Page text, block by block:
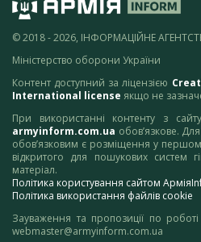
© 2018 - 2026, ІНФОРМАЦІЙНЕ
Міністерство оборони України
Контент доступний за ліцензією
International license якщо не
При використанні контенту з
armyinform.com.ua обов’язкове.
обов’язковим є розміщення у
відкритого для пошукових систем
матеріал.
Політика користування сайтом
Політика використання файлів cookie
Зауваження та пропозиції по
webmaster@armyinform.com.ua